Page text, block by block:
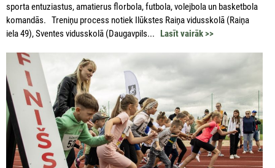
sporta entuziastus, amatierus florbola, futbola, volejbola un basketbola
komandās. Treniņu process notiek Ilūkstes Raiņa vidusskolā (Raiņa
iela 49), Sventes vidusskolā (Daugavpils... Lasīt vairāk >>